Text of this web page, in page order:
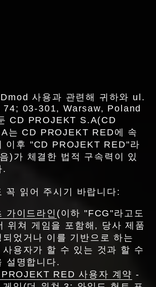
사용과 관련해 귀하와 ul.
03-301, Warsaw, Poland
CD PROJEKT S.A(CD
는 CD PROJEKT RED에 속
이후 "CD PROJEKT RED"라
)가 체결한 법적 구속력이 있
.
꼭 읽어 주시기 바랍니다:
가이드라인 (이하 "FCG"라고도
위쳐 게임을 포함해, 당사 제품
되었거나 이를 기반으로 하는
사용자가 할 수 있는 것과 할 수
설명합니다.
RED 사용자 계약 -